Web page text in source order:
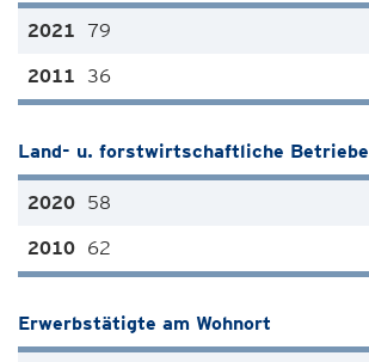
79
36
Land- u. forstwirtschaftliche Betriebe
58
62
Erwerbstätigte am Wohnort